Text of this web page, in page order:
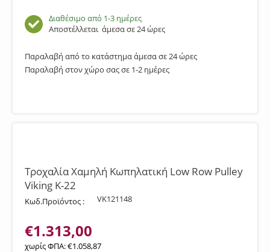
Διαθέσιμο από 1-3 ημέρες
Αποστέλλεται άμεσα σε 24 ώρες
Παραλαβή από το κατάστημα άμεσα σε 24 ώρες
Παραλαβή στον χώρο σας σε 1-2 ημέρες
Τροχαλία Χαμηλή Κωπηλατική Low Row Pulley
Viking K-22
Κωδ.Προϊόντος : VK121148
€1.313,00
χωρίς ΦΠΑ:€1.058,87